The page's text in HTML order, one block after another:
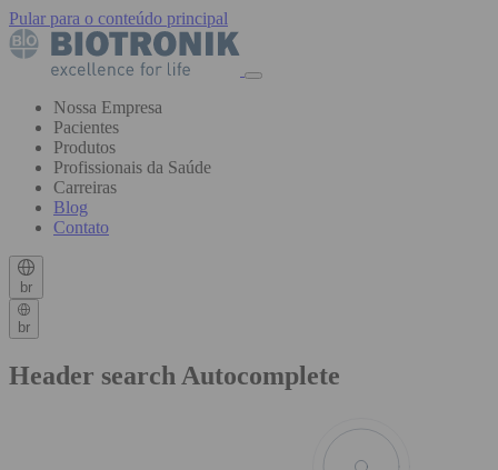
Pular para o conteúdo principal
Nossa Empresa
Pacientes
Produtos
Profissionais da Saúde
Carreiras
Blog
Contato
br
br
Header search Autocomplete